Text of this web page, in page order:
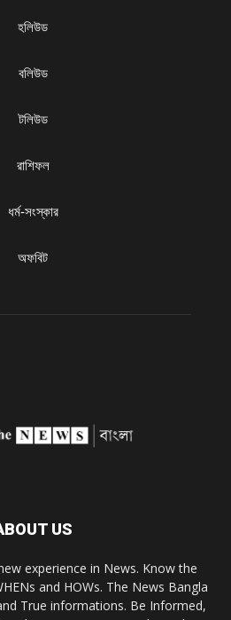
হলিউড
বলিউড
টলিউড
রাশিফল
ধৰ্ম-সংস্কার
অফবিট
US
experience in News. Know the
and HOWs. The News Bangla
True informations. Be Informed,